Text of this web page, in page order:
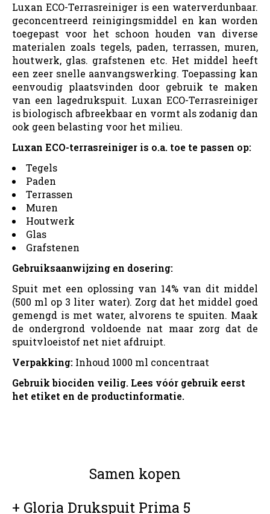
Luxan ECO-Terrasreiniger is een waterverdunbaar.
geconcentreerd reinigingsmiddel en kan worden
toegepast voor het schoon houden van diverse
materialen zoals tegels, paden, terrassen, muren,
houtwerk, glas. grafstenen etc. Het middel heeft
een zeer snelle aanvangswerking. Toepassing kan
eenvoudig plaatsvinden door gebruik te maken
van een lagedrukspuit. Luxan ECO-Terrasreiniger
is biologisch afbreekbaar en vormt als zodanig dan
ook geen belasting voor het milieu.
Luxan ECO-terrasreiniger is o.a. toe te passen op:
Tegels
Paden
Terrassen
Muren
Houtwerk
Glas
Grafstenen
Gebruiksaanwijzing en dosering:
Spuit met een oplossing van 14% van dit middel
(500 ml op 3 liter water). Zorg dat het middel goed
gemengd is met water, alvorens te spuiten. Maak
de ondergrond voldoende nat maar zorg dat de
spuitvloeistof net niet afdruipt.
Verpakking: Inhoud 1000 ml concentraat
Gebruik biociden veilig. Lees vóór gebruik eerst
het etiket en de productinformatie.
Samen kopen
+ Gloria Drukspuit Prima 5